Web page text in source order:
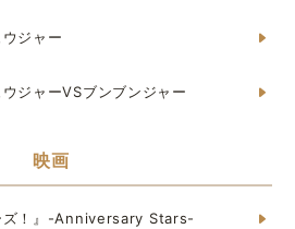
ジャー
ジャーVSブンブンジャー
映画
ズ！』-Anniversary Stars-